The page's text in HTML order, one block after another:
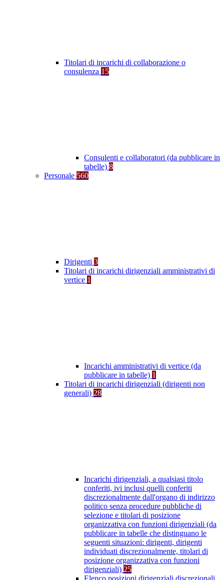
Titolari di incarichi di collaborazione o
consulenza 15
Consulenti e collaboratori (da pubblicare in
tabelle) 8
Personale 560
Dirigenti 3
Titolari di incarichi dirigenziali amministrativi di
vertice 1
Incarichi amministrativi di vertice (da
pubblicare in tabelle) 1
Titolari di incarichi dirigenziali (dirigenti non
generali) 28
Incarichi dirigenziali, a qualsiasi titolo
conferiti, ivi inclusi quelli conferiti
discrezionalmente dall'organo di indirizzo
politico senza procedure pubbliche di
selezione e titolari di posizione
organizzativa con funzioni dirigenziali (da
pubblicare in tabelle che distinguano le
seguenti situazioni: dirigenti, dirigenti
individuati discrezionalmente, titolari di
posizione organizzativa con funzioni
dirigenziali) 25